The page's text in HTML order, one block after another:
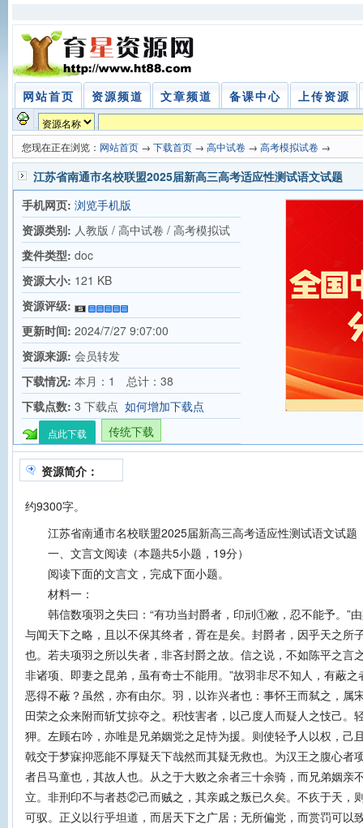
网站首页 资源频道 文章频道 备课中心 上传资源
您现在正在浏览： 网站首页 → 下载首页 → 高中试卷 → 高考模拟试卷 →
江苏省南通市名校联盟2025届新高三高考适应性测试语文试题
手机网页: 浏览手机版
资源类别: 人教版 / 高中试卷 / 高考模拟试
卷
文件类型: doc
资源大小: 121 KB
资源评级:
更新时间: 2024/7/27 9:07:00
资源来源: 会员转发
下载情况: 本月：1 总计：38
下载点数: 3 下载点 如何增加下载点
点此下载 传统下载
资源简介：
约9300字。
江苏省南通市名校联盟2025届新高三高考适应性测试语文试题
一、文言文阅读（本题共5小题，19分）
阅读下面的文言文，完成下面小题。
材料一：
韩信数项羽之失曰：“有功当封爵者，印刓①敝，忍不能予。”
与闻天下之略，且以不保其终者，胥在是矣。封爵者，因乎天之所
也。若夫项羽之所以失者，非吝封爵之故。信之说，不如陈平之言
非诸项、即妻之昆弟，虽有奇士不能用。”故羽非尽不知人，有蔽
恶得不蔽？虽然，亦有由尔。羽，以诈兴者也：事怀王而弑之，属
田荣之众来附而斩艾掠夺之。积忮害者，以己度人而疑人之忮己。
狎。左顾右吟，亦唯是兄弟姻党之足恃为援。则使轻予人以权，己
戟交于梦寐抑恶能不厚疑天下哉然而其疑无救也。为汉王之腹心者
者吕马童也，其故人也。从之于大败之余者三十余骑，而兄弟姻亲
立。非刑印不与者惎②己而贼之，其亲戚之叛已久矣。不疚于天，
可驭。正义以行乎坦道，而居天下之广居；无所偏党，而赏罚可以